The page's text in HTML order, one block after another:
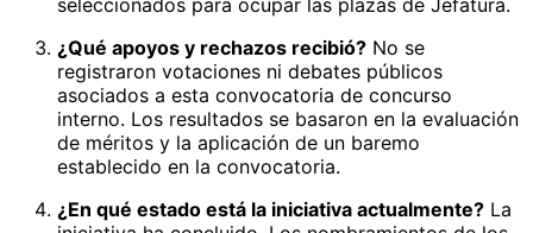
¿Qué apoyos y rechazos recibió? No se
registraron votaciones ni debates públicos
asociados a esta convocatoria de concurso
interno. Los resultados se basaron en la evaluación
de méritos y la aplicación de un baremo
establecido en la convocatoria.
¿En qué estado está la iniciativa actualmente? La